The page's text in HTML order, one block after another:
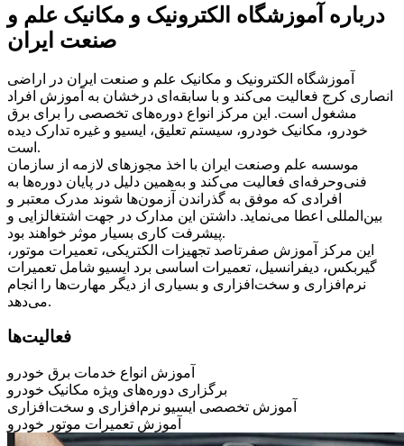
درباره آموزشگاه الکترونیک و مکانیک علم و
صنعت ایران
آموزشگاه الکترونیک و مکانیک علم و صنعت ایران در اراضی
انصاری کرج فعالیت می‌کند و با سابقه‌ای درخشان به آموزش افراد
مشغول است. این مرکز انواع دوره‌های تخصصی را برای برق
خودرو، مکانیک خودرو، سیستم تعلیق، ایسیو و غیره تدارک دیده
است.
موسسه علم وصنعت ایران با اخذ مجوزهای لازمه از سازمان
فنی‌وحرفه‌ای فعالیت می‌کند و به‌همین دلیل در پایان دوره‌ها به
افرادی که موفق به گذراندن آزمون‌ها شوند مدرک معتبر و
بین‌المللی اعطا می‌نماید. داشتن این مدارک در جهت اشتغالزایی و
پیشرفت کاری بسیار موثر خواهند بود.
این مرکز آموزش صفرتاصد تجهیزات الکتریکی، تعمیرات موتور،
گیربکس، دیفرانسیل، تعمیرات اساسی برد ایسیو شامل تعمیرات
نرم‌افزاری و سخت‌افزاری و بسیاری از دیگر مهارت‌ها را انجام
می‌دهد.
فعالیت‌ها
آموزش انواع خدمات برق خودرو
برگزاری دوره‌های ویژه مکانیک خودرو
آموزش تخصصی ایسیو نرم‌افزاری و سخت‌افزاری
آموزش تعمیرات موتور خودرو